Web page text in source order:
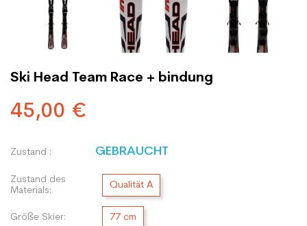
Ski Head Team Race + bindung
45,00 €
Zustand : GEBRAUCHT
Zustand des
Materials:
Qualität A
Größe Skier: 77 cm